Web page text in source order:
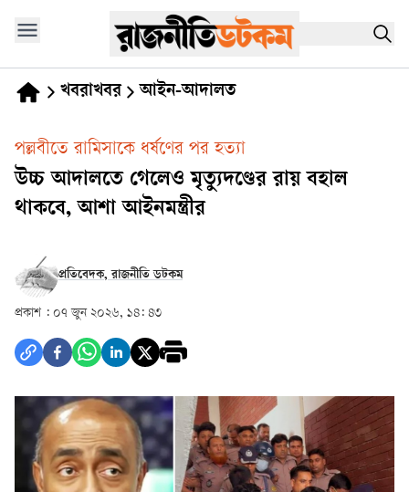
খবরাখবর আইন-আদালত
পল্লবীতে রামিসাকে ধর্ষণের পর হত্যা
উচ্চ আদালতে গেলেও মৃত্যুদণ্ডের রায় বহাল
থাকবে, আশা আইনমন্ত্রীর
প্রতিবেদক, রাজনীতি ডটকম
প্রকাশ : ০৭ জুন ২০২৬, ১৪: ৪৩